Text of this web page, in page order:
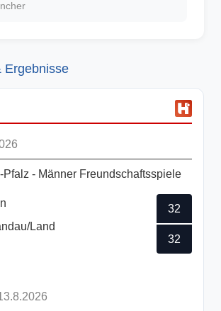
Ergebnisse
Pfalz - Männer Freundschaftsspiele
Land
32
32